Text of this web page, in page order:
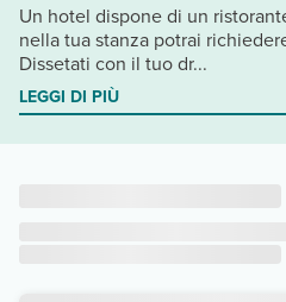
Un hotel dispone di un
nella tua stanza potrai
Dissetati con il tuo dr...
LEGGI DI PIÙ